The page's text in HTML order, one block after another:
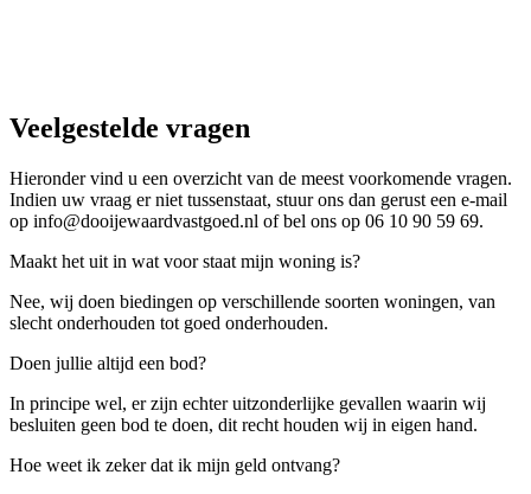
Veelgestelde vragen
Hieronder vind u een overzicht van de meest voorkomende vragen.
Indien uw vraag er niet tussenstaat, stuur ons dan gerust een e-mail
op info@dooijewaardvastgoed.nl of bel ons op 06 10 90 59 69.
Maakt het uit in wat voor staat mijn woning is?
Nee, wij doen biedingen op verschillende soorten woningen, van
slecht onderhouden tot goed onderhouden.
Doen jullie altijd een bod?
In principe wel, er zijn echter uitzonderlijke gevallen waarin wij
besluiten geen bod te doen, dit recht houden wij in eigen hand.
Hoe weet ik zeker dat ik mijn geld ontvang?